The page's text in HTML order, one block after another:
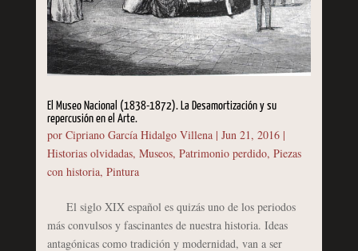
El Museo Nacional (1838-1872). La Desamortización y su
repercusión en el Arte.
por Cipriano García Hidalgo Villena| Jun 21, 2016|
Historias olvidadas, Museos, Patrimonio perdido, Piezas
con historia, Pintura
El siglo XIX español es quizás uno de los periodos
más convulsos y fascinantes de nuestra historia. Ideas
antagónicas como tradición y modernidad, van a ser